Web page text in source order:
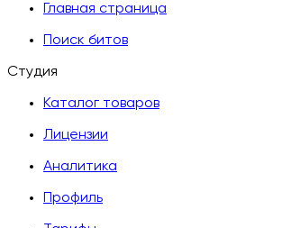
Главная страница
Поиск битов
Студия
Каталог товаров
Лицензии
Аналитика
Профиль